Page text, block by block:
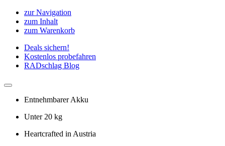
zur Navigation
zum Inhalt
zum Warenkorb
Deals sichern!
Kostenlos probefahren
RADschlag Blog
Entnehmbarer Akku
Unter 20 kg
Heartcrafted in Austria